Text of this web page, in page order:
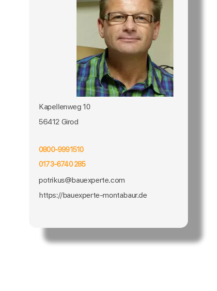
Kapellenweg 10
56412 Girod
0800-9991510
0173-6740 285
potrikus@bauexperte.com
https://bauexperte-montabaur.de